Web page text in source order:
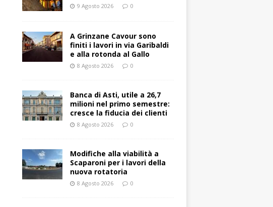
9 Agosto 2026 0
A Grinzane Cavour sono
finiti i lavori in via Garibaldi
e alla rotonda al Gallo
8 Agosto 2026 0
Banca di Asti, utile a 26,7
milioni nel primo semestre:
cresce la fiducia dei clienti
8 Agosto 2026 0
Modifiche alla viabilità a
Scaparoni per i lavori della
nuova rotatoria
8 Agosto 2026 0